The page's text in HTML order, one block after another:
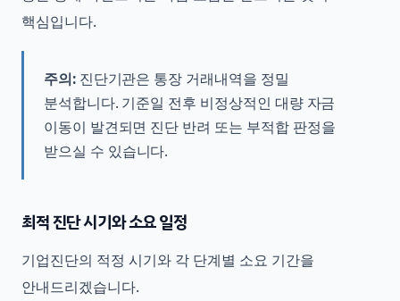
핵심입니다.
주의:진단기관은 통장 거래내역을 정밀
분석합니다. 기준일 전후 비정상적인 대량 자금
이동이 발견되면 진단 반려 또는 부적합 판정을
받으실 수 있습니다.
최적 진단 시기와 소요 일정
기업진단의 적정 시기와 각 단계별 소요 기간을
안내드리겠습니다.